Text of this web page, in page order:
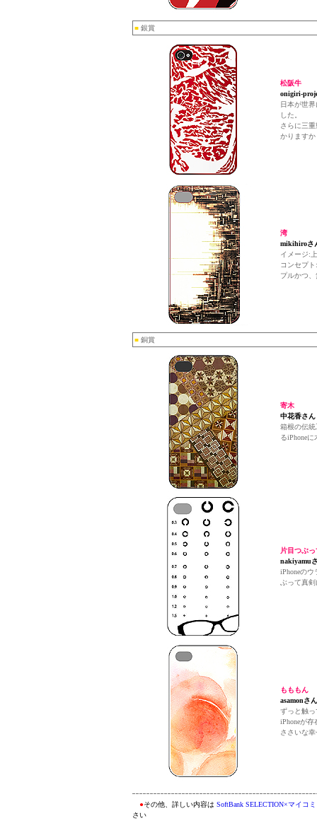
■ 銀賞
松阪牛
onigiri-
日本が世
した。
さらに三
かりますか
湾
mikihiroさ
イメージ:
コンセプ
プルかつ
■ 銅賞
寄木
中花香さ
箱根の伝
るiPhone
片目つぶ
nakiyamu
iPhoneの
ぶって真
もももん
asamonさ
ずっと触
iPhoneが
ささいな
●その他、詳しい内容は SoftBank SELECTION×マイコ
さい